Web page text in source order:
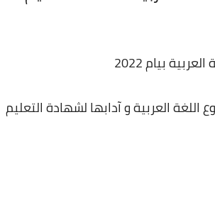
بيام 2022
العربية و آدابها لشهادة التعليم